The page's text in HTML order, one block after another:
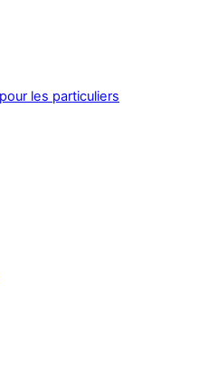
les particuliers